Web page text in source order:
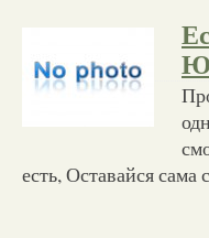
есть, Оставайся